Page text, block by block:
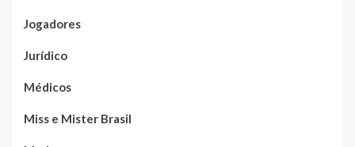
Jogadores
Jurídico
Médicos
Miss e Mister Brasil